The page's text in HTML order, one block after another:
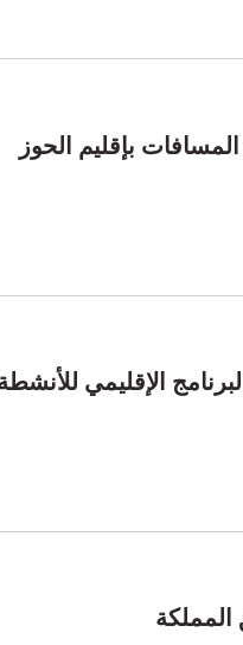
بإقليم الحوز
المملكة